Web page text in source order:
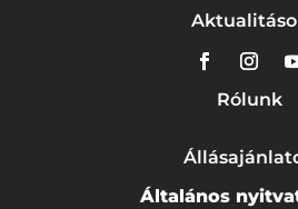
Rólunk
Általános